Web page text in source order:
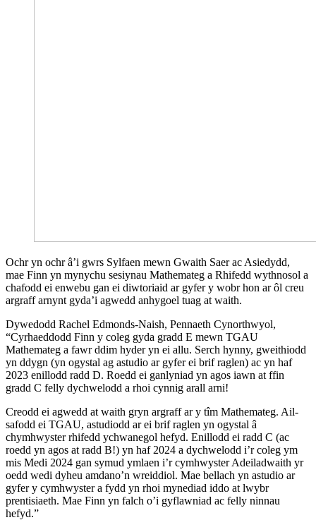
Ochr yn ochr â’i gwrs Sylfaen mewn Gwaith Saer ac Asiedydd,
mae Finn yn mynychu sesiynau Mathemateg a Rhifedd wythnosol a
chafodd ei enwebu gan ei diwtoriaid ar gyfer y wobr hon ar ôl creu
argraff arnynt gyda’i agwedd anhygoel tuag at waith.
Dywedodd Rachel Edmonds-Naish, Pennaeth Cynorthwyol,
“Cyrhaeddodd Finn y coleg gyda gradd E mewn TGAU
Mathemateg a fawr ddim hyder yn ei allu. Serch hynny, gweithiodd
yn ddygn (yn ogystal ag astudio ar gyfer ei brif raglen) ac yn haf
2023 enillodd radd D. Roedd ei ganlyniad yn agos iawn at ffin
gradd C felly dychwelodd a rhoi cynnig arall arni!
Creodd ei agwedd at waith gryn argraff ar y tîm Mathemateg. Ail-
safodd ei TGAU, astudiodd ar ei brif raglen yn ogystal â
chymhwyster rhifedd ychwanegol hefyd. Enillodd ei radd C (ac
roedd yn agos at radd B!) yn haf 2024 a dychwelodd i’r coleg ym
mis Medi 2024 gan symud ymlaen i’r cymhwyster Adeiladwaith yr
oedd wedi dyheu amdano’n wreiddiol. Mae bellach yn astudio ar
gyfer y cymhwyster a fydd yn rhoi mynediad iddo at lwybr
prentisiaeth. Mae Finn yn falch o’i gyflawniad ac felly ninnau
hefyd.”